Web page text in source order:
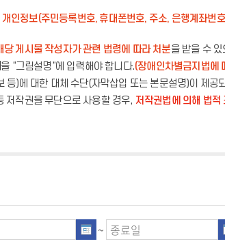
개인정보(주민등록번호, 휴대폰번호, 주소, 은행계좌번
게시물 작성자가 관련 법령에 따라 처분을 받을 수
“그림설명”에 입력해야 합니다.(장애인차별금지법에
등)에 대한 대체 수단(자막삽입 또는 본문설명)이 제공
저작권을 무단으로 사용할 경우, 저작권법에 의해 법적
~